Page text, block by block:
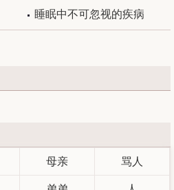
睡眠中不可忽视的疾病
母亲 骂人